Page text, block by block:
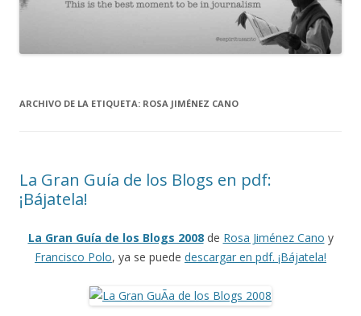
ARCHIVO DE LA ETIQUETA: ROSA JIMÉNEZ CANO
La Gran Guía de los Blogs en pdf:
¡Bájatela!
La Gran Guía de los Blogs 2008de Rosa Jiménez Cano y
Francisco Polo, ya se puede descargar en pdf. ¡Bájatela!